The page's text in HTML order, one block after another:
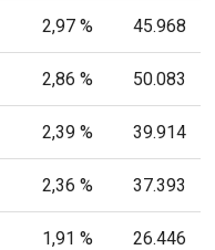
2,97 % 45.968
2,86 % 50.083
2,39 % 39.914
2,36 % 37.393
1,91 % 26.446